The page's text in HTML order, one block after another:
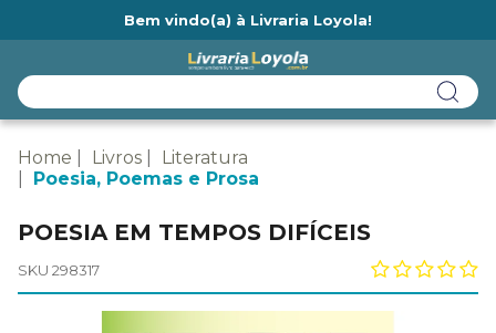
Bem vindo(a) à Livraria Loyola!
Home Livros
Literatura
Poesia, Poemas e Prosa
POESIA EM TEMPOS DIFÍCEIS
SKU 298317